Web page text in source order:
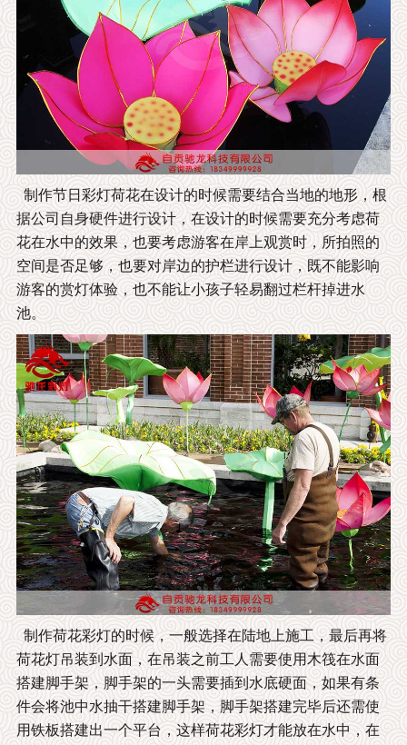
制作节日彩灯荷花在设计的时候需要结合当地的地形，根
据公司自身硬件进行设计，在设计的时候需要充分考虑荷
花在水中的效果，也要考虑游客在岸上观赏时，所拍照的
空间是否足够，也要对岸边的护栏进行设计，既不能影响
游客的赏灯体验，也不能让小孩子轻易翻过栏杆掉进水
池。
制作荷花彩灯的时候，一般选择在陆地上施工，最后再将
荷花灯吊装到水面，在吊装之前工人需要使用木筏在水面
搭建脚手架，脚手架的一头需要插到水底硬面，如果有条
件会将池中水抽干搭建脚手架，脚手架搭建完毕后还需使
用铁板搭建出一个平台，这样荷花彩灯才能放在水中，在